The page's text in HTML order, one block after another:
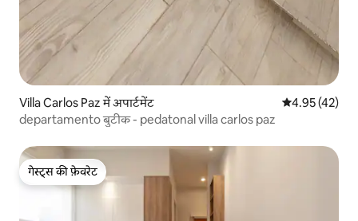
Villa Carlos Paz में अपार्टमेंट औसत रेटिंग 5 में
4.95 (42)
departamento बुटीक - pedatonal villa carlos paz
गेस्ट्स की फ़ेवरेट
गेस्ट्स की फ़ेवरेट